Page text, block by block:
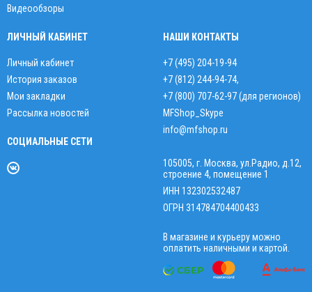
Видеообзоры
ЛИЧНЫЙ КАБИНЕТ
Личный кабинет
История заказов
Мои закладки
Рассылка новостей
СОЦИАЛЬНЫЕ СЕТИ
НАШИ КОНТАКТЫ
+7 (495) 204-19-94
+7 (812) 244-94-74,
+7 (800) 707-62-97 (для регионов)
MFShop_Skype
info@mfshop.ru
105005, г. Москва, ул.Радио, д.12,
строение 4, помещение 1
ИНН 132302532487
ОГРН 314784704400433
В магазине и курьеру можно
оплатить наличными и картой.